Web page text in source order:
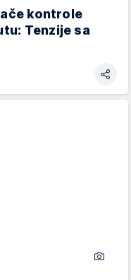
kontrole
Tenzije sa